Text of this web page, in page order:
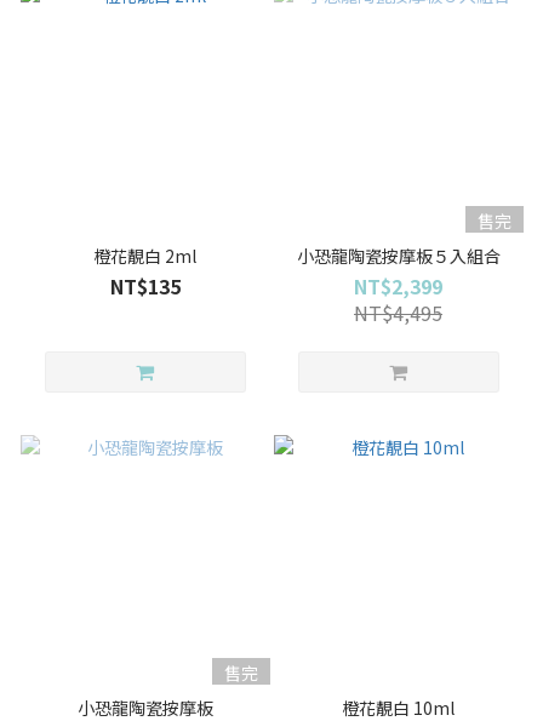
橙花靚白 2ml
NT$135
售完
小恐龍陶瓷按摩板５入組合
NT$2,399
NT$4,495
售完
小恐龍陶瓷按摩板
橙花靚白 10ml